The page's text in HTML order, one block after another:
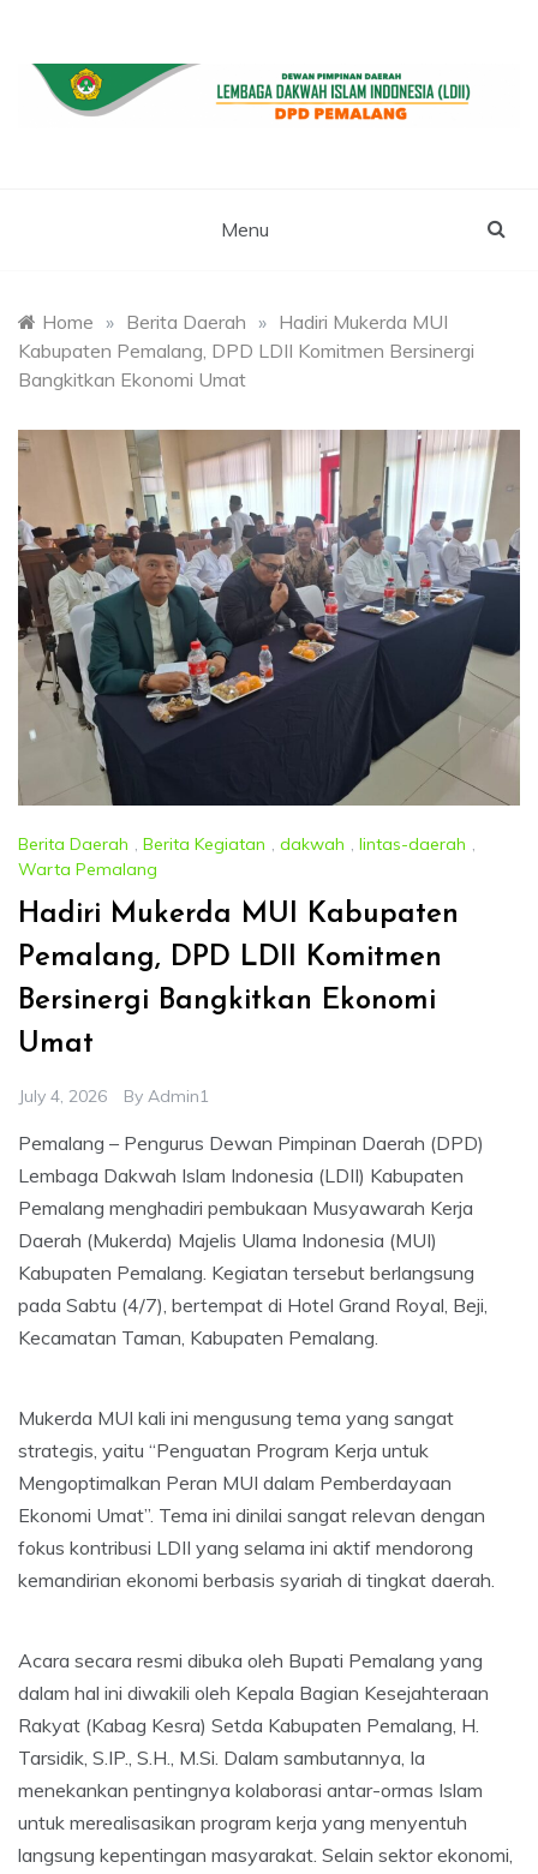
content
Menu
Home » Berita Daerah » Hadiri Mukerda MUI
Kabupaten Pemalang, DPD LDII Komitmen Bersinergi
Bangkitkan Ekonomi Umat
Berita Daerah , Berita Kegiatan , dakwah , lintas-daerah ,
Warta Pemalang
Hadiri Mukerda MUI Kabupaten
Pemalang, DPD LDII Komitmen
Bersinergi Bangkitkan Ekonomi
Umat
July 4, 2026 By Admin1
Pemalang – Pengurus Dewan Pimpinan Daerah (DPD)
Lembaga Dakwah Islam Indonesia (LDII) Kabupaten
Pemalang menghadiri pembukaan Musyawarah Kerja
Daerah (Mukerda) Majelis Ulama Indonesia (MUI)
Kabupaten Pemalang. Kegiatan tersebut berlangsung
pada Sabtu (4/7), bertempat di Hotel Grand Royal, Beji,
Kecamatan Taman, Kabupaten Pemalang.
Mukerda MUI kali ini mengusung tema yang sangat
strategis, yaitu “Penguatan Program Kerja untuk
Mengoptimalkan Peran MUI dalam Pemberdayaan
Ekonomi Umat”. Tema ini dinilai sangat relevan dengan
fokus kontribusi LDII yang selama ini aktif mendorong
kemandirian ekonomi berbasis syariah di tingkat daerah.
Acara secara resmi dibuka oleh Bupati Pemalang yang
dalam hal ini diwakili oleh Kepala Bagian Kesejahteraan
Rakyat (Kabag Kesra) Setda Kabupaten Pemalang, H.
Tarsidik, S.IP., S.H., M.Si. Dalam sambutannya, Ia
menekankan pentingnya kolaborasi antar-ormas Islam
untuk merealisasikan program kerja yang menyentuh
langsung kepentingan masyarakat. Selain sektor ekonomi,